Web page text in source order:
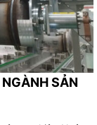
SẢN